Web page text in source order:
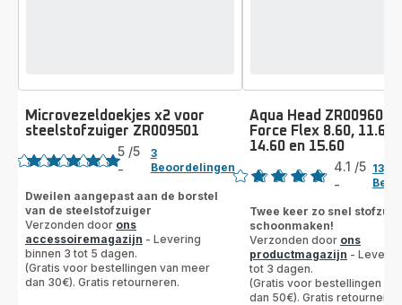
Microvezeldoekjes x2 voor
steelstofzuiger ZR009501
Beoordeling
met
5
sterren
(gemiddeld)
5 /5
-
3
Beoordelingen
Dweilen aangepast aan de borstel
van de steelstofzuiger
Verzonden door ons
accessoiremagazijn - Levering
binnen 3 tot 5 dagen.
(Gratis voor bestellingen van meer
dan 30€). Gratis retourneren.
Aqua Head ZR009600
Force Flex 8.60, 11.60,
14.60 en 15.60
Beoordeling
4.1 /5
-
135
Twee keer zo snel
schoonmaken!
Verzonden door ons
productmagazijn -
tot 3 dagen.
(Gratis voor bestellingen
dan 50€). Gratis